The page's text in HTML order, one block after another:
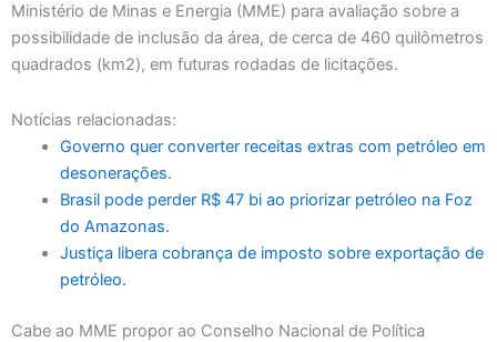
Ministério de Minas e Energia (MME) para avaliação sobre a
possibilidade de inclusão da área, de cerca de 460 quilômetros
quadrados (km2), em futuras rodadas de licitações.
Notícias relacionadas:
Governo quer converter receitas extras com petróleo em
desonerações.
Brasil pode perder R$ 47 bi ao priorizar petróleo na Foz
do Amazonas.
Justiça libera cobrança de imposto sobre exportação de
petróleo.
Cabe ao MME propor ao Conselho Nacional de Política